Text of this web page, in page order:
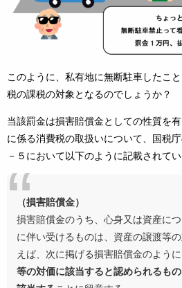
このように、私有地に無断駐車したこ
税の課税の対象となるのでしょうか？
当該罰金は損害賠償金としての性質を
に係る消費税の取扱いについて、国税
－５において以下のように記載されてい
（損害賠償金）
損害賠償金のうち、心身又は資産に
に伴い受けるものは、資産の譲渡等
えば、次に掲げる損害賠償金のように
等の対価に該当すると認められるも